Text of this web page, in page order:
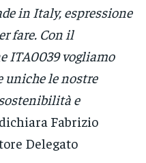
in Italy, espressione
fare. Con il
ITA0039 vogliamo
uniche le nostre
e
Fabrizio
Delegato